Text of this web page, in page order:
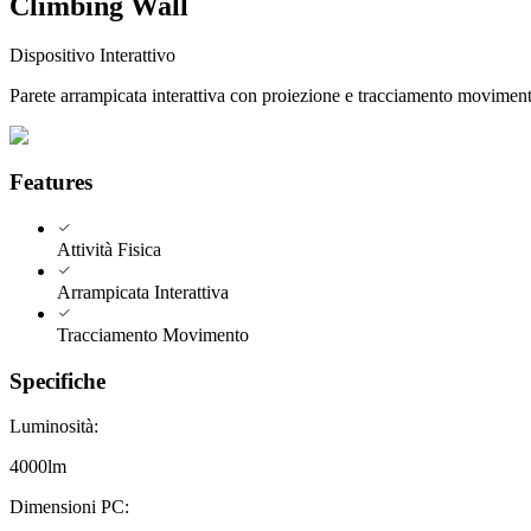
Dispositivo Interattivo
Parete arrampicata interattiva con proiezione e tracciamento
Features
Attività Fisica
Arrampicata Interattiva
Tracciamento Movimento
Specifiche
Luminosità:
4000lm
Dimensioni PC: